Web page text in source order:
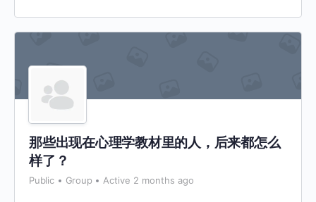
那些出现在心理学教材里的人，后来都怎么
样了？
Public Group Active 2 months ago